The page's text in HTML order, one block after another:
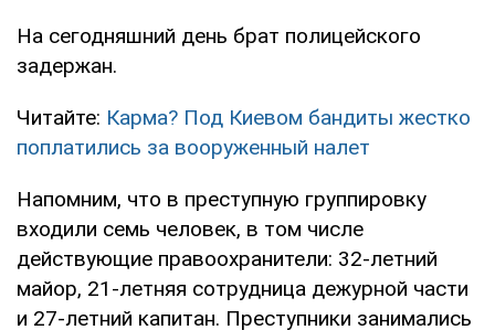
На сегодняшний день брат полицейского
задержан.
Читайте: Карма? Под Киевом бандиты жестко
поплатились за вооруженный налет
Напомним, что в преступную группировку
входили семь человек, в том числе
действующие правоохранители: 32-летний
майор, 21-летняя сотрудница дежурной части
и 27-летний капитан. Преступники занимались